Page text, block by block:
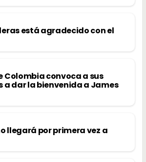
está agradecido con el
Colombia convoca a sus
dar la bienvenida a James
llegará por primera vez a